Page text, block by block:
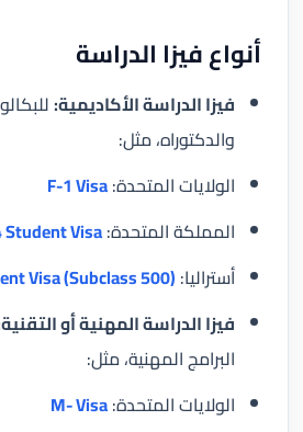
أنواع فيزا الدراسة
فيزا الدراسة الأكاديمية:
والدكتوراه، مثل:
الولايات المتحدة:F-1 Visa
المملكة المتحدة:Student Visa
أستراليا: Visa (Subclass 500)
فيزا الدراسة المهنية أو
البرامج المهنية، مثل:
الولايات المتحدة:M- Visa